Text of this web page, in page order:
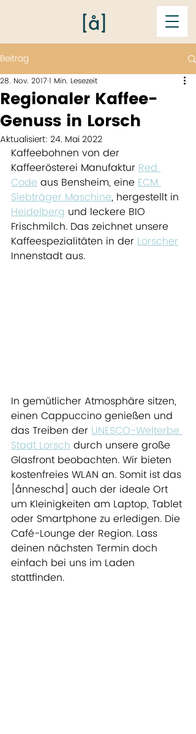
Beitrag
Regionaler Kaffee-
Genuss in Lorsch
28. Nov. 20171 Min. Lesezeit
Aktualisiert: 24. Mai 2022
Kaffeebohnen von der
Kaffeerösterei Manufaktur Red
Code aus Bensheim, eine ECM
Siebträger Maschine, hergestellt in
Heidelberg und leckere BIO
Frischmilch. Das zeichnet unsere
Kaffeespezialitäten in der Lorscher
Innenstadt aus.
In gemütlicher Atmosphäre sitzen,
einen Cappuccino genießen und
das Treiben der UNESCO-Welterbe
Stadt Lorsch durch unsere große
Glasfront beobachten. Wir bieten
kostenfreies WLAN an. Somit ist das
[ånneschd] auch der ideale Ort
um Kleinigkeiten am Laptop, Tablet
oder Smartphone zu erledigen. Die
Café-Lounge der Region. Lass
deinen nächsten Termin doch
einfach bei uns im Laden
stattfinden.